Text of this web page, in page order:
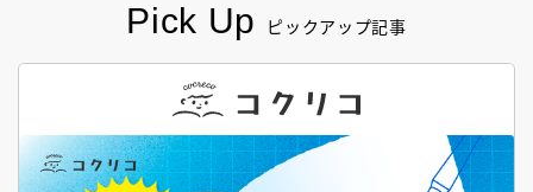
Pick Up ピックアップ記事